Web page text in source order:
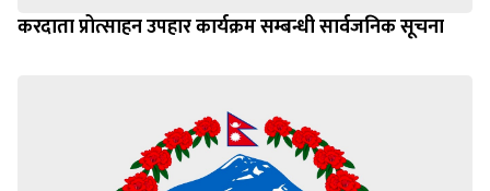
करदाता प्रोत्साहन उपहार कार्यक्रम सम्बन्धी सार्वजनिक सूचना